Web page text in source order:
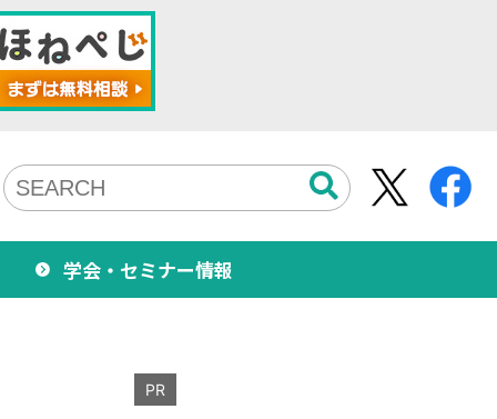
学会・セミナー情報
PR